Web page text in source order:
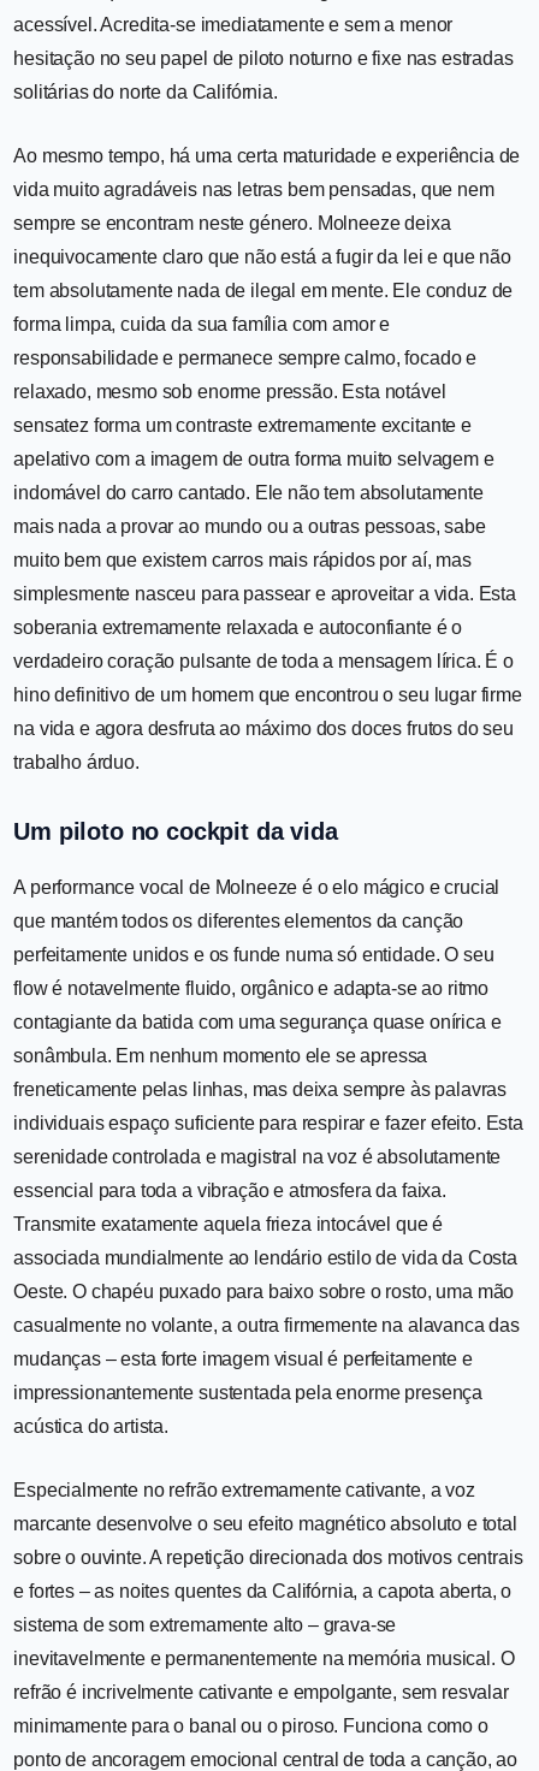
acessível. Acredita-se imediatamente e sem a menor
hesitação no seu papel de piloto noturno e fixe nas estradas
solitárias do norte da Califórnia.
Ao mesmo tempo, há uma certa maturidade e experiência de
vida muito agradáveis nas letras bem pensadas, que nem
sempre se encontram neste género. Molneeze deixa
inequivocamente claro que não está a fugir da lei e que não
tem absolutamente nada de ilegal em mente. Ele conduz de
forma limpa, cuida da sua família com amor e
responsabilidade e permanece sempre calmo, focado e
relaxado, mesmo sob enorme pressão. Esta notável
sensatez forma um contraste extremamente excitante e
apelativo com a imagem de outra forma muito selvagem e
indomável do carro cantado. Ele não tem absolutamente
mais nada a provar ao mundo ou a outras pessoas, sabe
muito bem que existem carros mais rápidos por aí, mas
simplesmente nasceu para passear e aproveitar a vida. Esta
soberania extremamente relaxada e autoconfiante é o
verdadeiro coração pulsante de toda a mensagem lírica. É o
hino definitivo de um homem que encontrou o seu lugar firme
na vida e agora desfruta ao máximo dos doces frutos do seu
trabalho árduo.
Um piloto no cockpit da vida
A performance vocal de Molneeze é o elo mágico e crucial
que mantém todos os diferentes elementos da canção
perfeitamente unidos e os funde numa só entidade. O seu
flow é notavelmente fluido, orgânico e adapta-se ao ritmo
contagiante da batida com uma segurança quase onírica e
sonâmbula. Em nenhum momento ele se apressa
freneticamente pelas linhas, mas deixa sempre às palavras
individuais espaço suficiente para respirar e fazer efeito. Esta
serenidade controlada e magistral na voz é absolutamente
essencial para toda a vibração e atmosfera da faixa.
Transmite exatamente aquela frieza intocável que é
associada mundialmente ao lendário estilo de vida da Costa
Oeste. O chapéu puxado para baixo sobre o rosto, uma mão
casualmente no volante, a outra firmemente na alavanca das
mudanças – esta forte imagem visual é perfeitamente e
impressionantemente sustentada pela enorme presença
acústica do artista.
Especialmente no refrão extremamente cativante, a voz
marcante desenvolve o seu efeito magnético absoluto e total
sobre o ouvinte. A repetição direcionada dos motivos centrais
e fortes – as noites quentes da Califórnia, a capota aberta, o
sistema de som extremamente alto – grava-se
inevitavelmente e permanentemente na memória musical. O
refrão é incrivelmente cativante e empolgante, sem resvalar
minimamente para o banal ou o piroso. Funciona como o
ponto de ancoragem emocional central de toda a canção, ao